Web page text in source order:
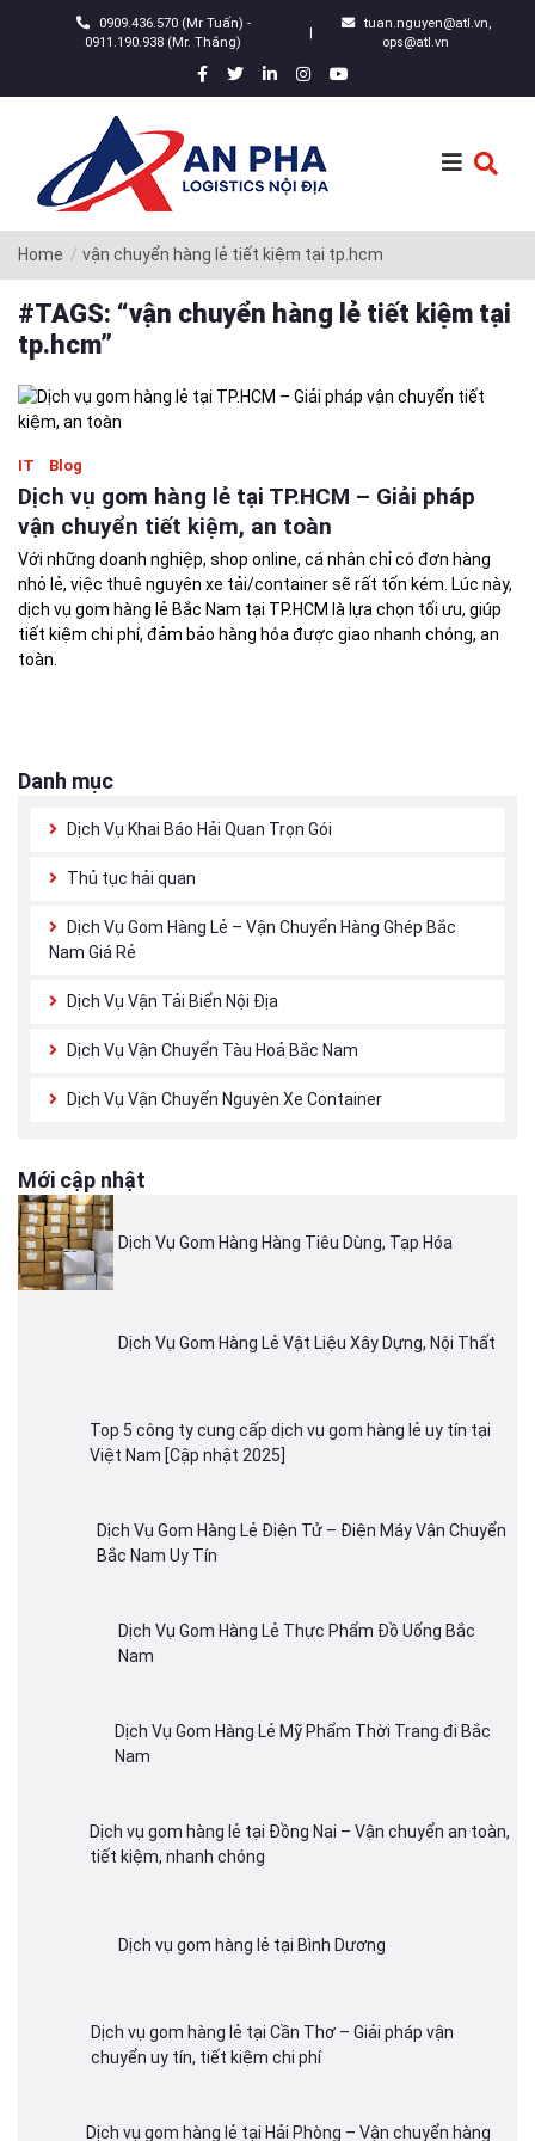
0909.436.570 (Mr Tuấn) -
0911.190.938 (Mr. Thắng)
|
tuan.nguyen@atl.vn,
ops@atl.vn
Home vận chuyển hàng lẻ tiết kiệm tại tp.hcm
#TAGS: “vận chuyển hàng lẻ tiết kiệm tại
tp.hcm”
IT Blog
Dịch vụ gom hàng lẻ tại TP.HCM – Giải pháp
vận chuyển tiết kiệm, an toàn
Với những doanh nghiệp, shop online, cá nhân chỉ có đơn hàng
nhỏ lẻ, việc thuê nguyên xe tải/container sẽ rất tốn kém. Lúc này,
dịch vụ gom hàng lẻ Bắc Nam tại TP.HCM là lựa chọn tối ưu, giúp
tiết kiệm chi phí, đảm bảo hàng hóa được giao nhanh chóng, an
toàn.
Danh mục
Dịch Vụ Khai Báo Hải Quan Trọn Gói
Thủ tục hải quan
Dịch Vụ Gom Hàng Lẻ – Vận Chuyển Hàng Ghép Bắc
Nam Giá Rẻ
Dịch Vụ Vận Tải Biển Nội Địa
Dịch Vụ Vận Chuyển Tàu Hoả Bắc Nam
Dịch Vụ Vận Chuyển Nguyên Xe Container
Mới cập nhật
Dịch Vụ Gom Hàng Hàng Tiêu Dùng, Tạp Hóa
Dịch Vụ Gom Hàng Lẻ Vật Liệu Xây Dựng, Nội Thất
Top 5 công ty cung cấp dịch vụ gom hàng lẻ uy tín tại
Việt Nam [Cập nhật 2025]
Dịch Vụ Gom Hàng Lẻ Điện Tử – Điện Máy Vận Chuyển
Bắc Nam Uy Tín
Dịch Vụ Gom Hàng Lẻ Thực Phẩm Đồ Uống Bắc
Nam
Dịch Vụ Gom Hàng Lẻ Mỹ Phẩm Thời Trang đi Bắc
Nam
Dịch vụ gom hàng lẻ tại Đồng Nai – Vận chuyển an toàn,
tiết kiệm, nhanh chóng
Dịch vụ gom hàng lẻ tại Bình Dương
Dịch vụ gom hàng lẻ tại Cần Thơ – Giải pháp vận
chuyển uy tín, tiết kiệm chi phí
Dịch vụ gom hàng lẻ tại Hải Phòng – Vận chuyển hàng